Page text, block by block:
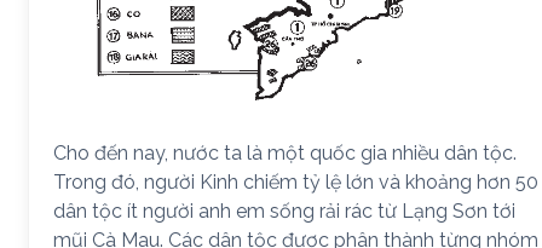
Cho đến nay, nước ta là một quốc gia nhiều dân tộc.
Trong đó, người Kinh chiếm tỷ lệ lớn và khoảng hơn 50
dân tộc ít người anh em sống rải rác từ Lạng Sơn tới
mũi Cà Mau. Các dân tộc được phân thành từng nhóm